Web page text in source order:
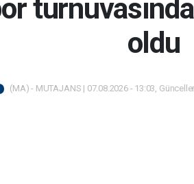
oldu
(MA) - MUTAJANS | 07.08.2026 - 13:03,